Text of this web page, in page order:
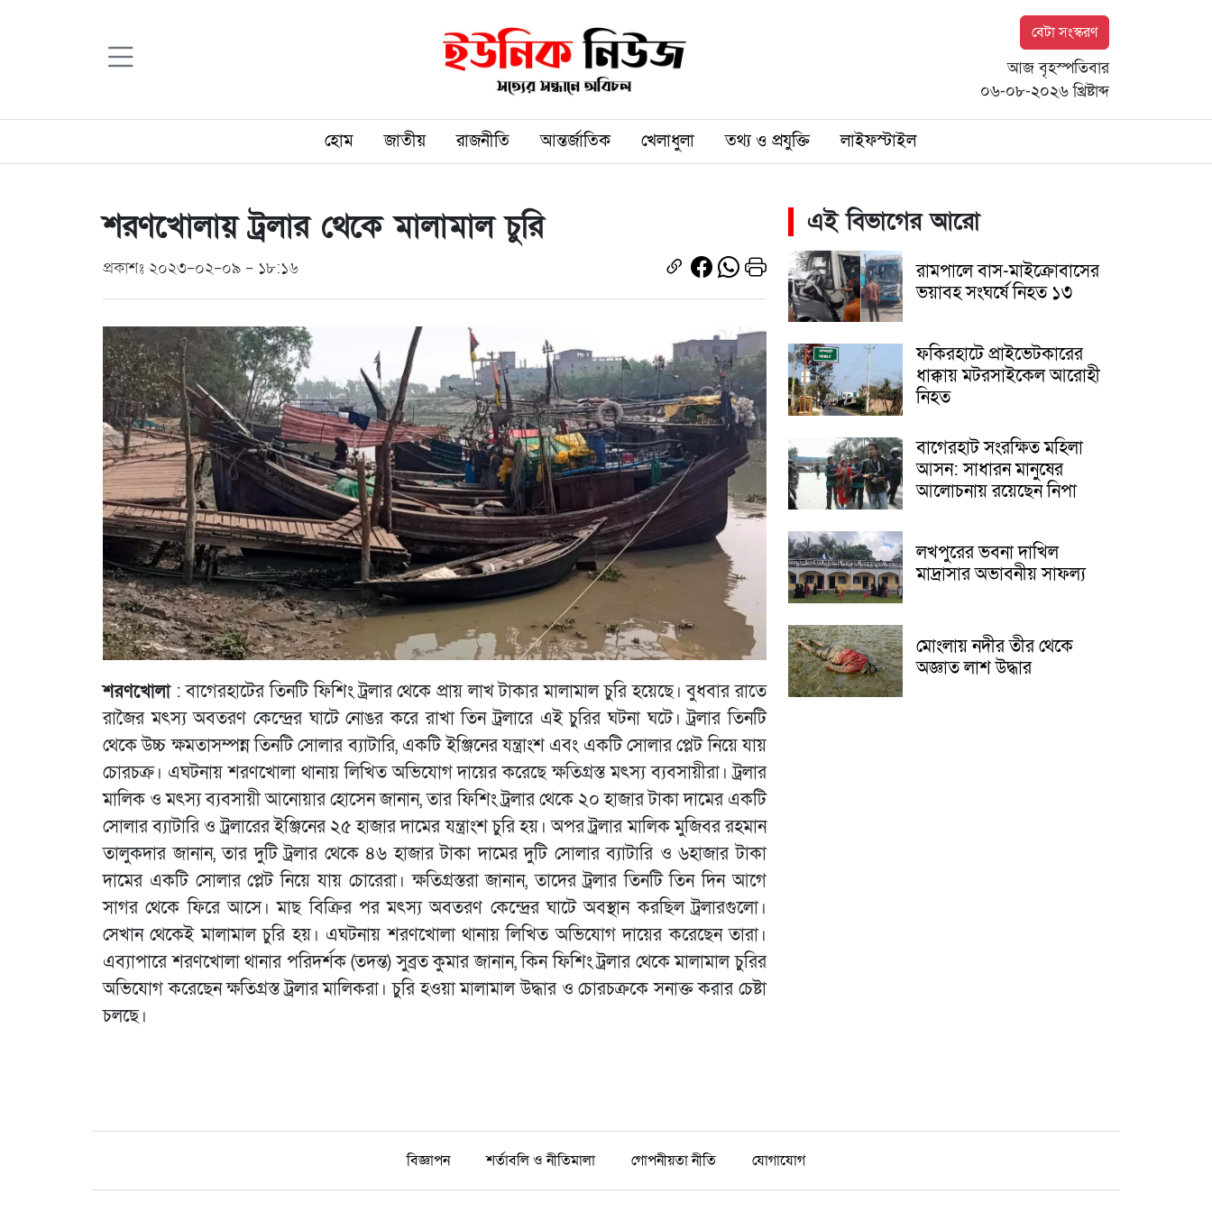
বেটা সংস্করণ
আজ বৃহস্পতিবার
০৬-০৮-২০২৬ খ্রিষ্টাব্দ
হোম জাতীয় রাজনীতি আন্তর্জাতিক খেলাধুলা তথ্য ও প্রযুক্তি লাইফস্টাইল
শরণখোলায় ট্রলার থেকে মালামাল চুরি
প্রকাশঃ ২০২৩-০২-০৯ - ১৮:১৬
শরণখোলা: বাগেরহাটের তিনটি ফিশিং ট্রলার থেকে প্রায় লাখ টাকার মালামাল চুরি হয়েছে। বুধবার রাতে
রাজৈর মৎস্য অবতরণ কেন্দ্রের ঘাটে নোঙর করে রাখা তিন ট্রলারে এই চুরির ঘটনা ঘটে। ট্রলার তিনটি
থেকে উচ্চ ক্ষমতাসম্পন্ন তিনটি সোলার ব্যাটারি, একটি ইঞ্জিনের যন্ত্রাংশ এবং একটি সোলার প্লেট নিয়ে যায়
চোরচক্র। এঘটনায় শরণখোলা থানায় লিখিত অভিযোগ দায়ের করেছে ক্ষতিগ্রস্ত মৎস্য ব্যবসায়ীরা। ট্রলার
মালিক ও মৎস্য ব্যবসায়ী আনোয়ার হোসেন জানান, তার ফিশিং ট্রলার থেকে ২০ হাজার টাকা দামের একটি
সোলার ব্যাটারি ও ট্রলারের ইঞ্জিনের ২৫ হাজার দামের যন্ত্রাংশ চুরি হয়। অপর ট্রলার মালিক মুজিবর রহমান
তালুকদার জানান, তার দুটি ট্রলার থেকে ৪৬ হাজার টাকা দামের দুটি সোলার ব্যাটারি ও ৬হাজার টাকা
দামের একটি সোলার প্লেট নিয়ে যায় চোরেরা। ক্ষতিগ্রস্তরা জানান, তাদের ট্রলার তিনটি তিন দিন আগে
সাগর থেকে ফিরে আসে। মাছ বিক্রির পর মৎস্য অবতরণ কেন্দ্রের ঘাটে অবস্থান করছিল ট্রলারগুলো।
সেখান থেকেই মালামাল চুরি হয়। এঘটনায় শরণখোলা থানায় লিখিত অভিযোগ দায়ের করেছেন তারা।
এব্যাপারে শরণখোলা থানার পরিদর্শক (তদন্ত) সুব্রত কুমার জানান, কিন ফিশিং ট্রলার থেকে মালামাল চুরির
অভিযোগ করেছেন ক্ষতিগ্রস্ত ট্রলার মালিকরা। চুরি হওয়া মালামাল উদ্ধার ও চোরচক্রকে সনাক্ত করার চেষ্টা
চলছে।
এই বিভাগের আরো
রামপালে বাস-মাইক্রোবাসের
ভয়াবহ সংঘর্ষে নিহত ১৩
ফকিরহাটে প্রাইভেটকারের
ধাক্কায় মটরসাইকেল আরোহী
নিহত
বাগেরহাট সংরক্ষিত মহিলা
আসন: সাধারন মানুষের
আলোচনায় রয়েছেন নিপা
লখপুরের ভবনা দাখিল
মাদ্রাসার অভাবনীয় সাফল্য
মোংলায় নদীর তীর থেকে
অজ্ঞাত লাশ উদ্ধার
বিজ্ঞাপন শর্তাবলি ও নীতিমালা গোপনীয়তা নীতি যোগাযোগ